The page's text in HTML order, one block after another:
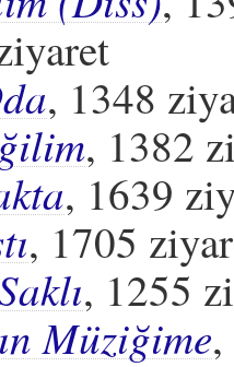
, 1348
, 1382
, 1639
, 1705
, 1255
Müziğime